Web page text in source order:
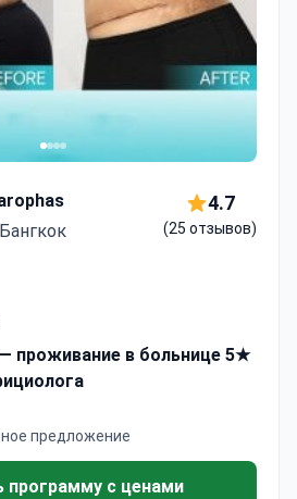
4.7
(25 отзывов)
проживание в больнице 5★
предложение
программу с ценами